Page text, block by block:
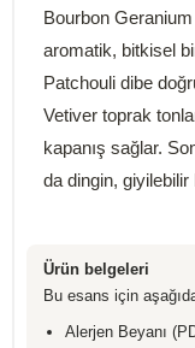
Bourbon
aromatik, bitkisel
Patchouli dibe
Vetiver toprak
kapanış sağlar.
da dingin, giyilebilir
Ürün belgeleri
Bu esans için
Alerjen Beyanı